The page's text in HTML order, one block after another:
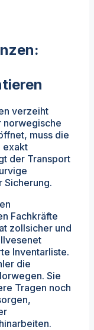
verzeiht
norwegische
muss die
exakt
der Transport
Sicherung.
Fachkräfte
zollsicher und
Inventarliste.
die
Sie
Tragen noch